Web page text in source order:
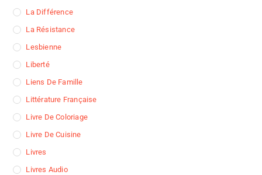
La Différence
La Résistance
Lesbienne
Liberté
Liens De Famille
Littérature Française
Livre De Coloriage
Livre De Cuisine
Livres
Livres Audio